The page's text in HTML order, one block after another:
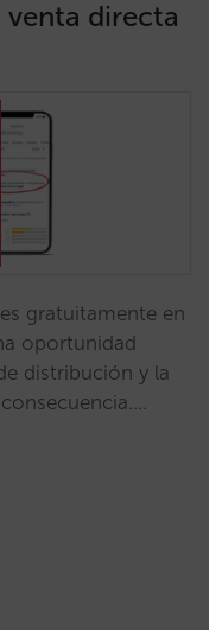
directa
gratuitamente en
oportunidad
distribución y la